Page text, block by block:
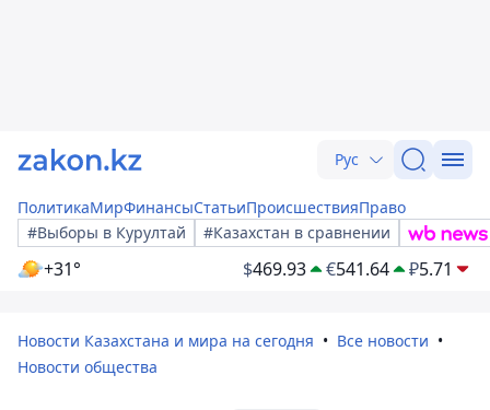
Рус
ПолитикаМирФинансыСтатьиПроисшествияПраво
#Выборы в Курултай
#Казахстан в сравнении
+31° $469.93 €541.64 ₽5.71
Новости Казахстана и мира на сегодня
Все новости
Новости общества